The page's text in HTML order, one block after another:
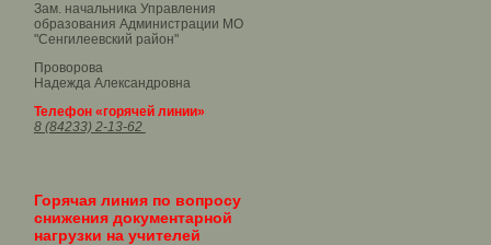
Зам. начальника Управления
образования Администрации МО
"Сенгилеевский район"
Проворова
Надежда Александровна
Телефон «горячей линии»
8 (84233) 2-13-62
Горячая линия по вопросу
снижения документарной
нагрузки на учителей